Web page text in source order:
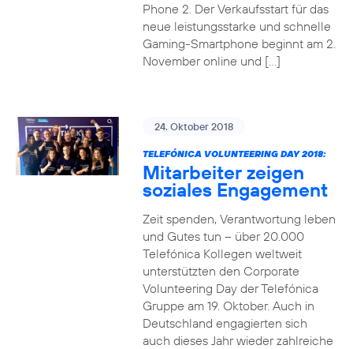
Phone 2. Der Verkaufsstart für das
neue leistungsstarke und schnelle
Gaming-Smartphone beginnt am 2.
November online und […]
24. Oktober 2018
TELEFÓNICA VOLUNTEERING DAY 2018:
Mitarbeiter zeigen
soziales Engagement
Zeit spenden, Verantwortung leben
und Gutes tun – über 20.000
Telefónica Kollegen weltweit
unterstützten den Corporate
Volunteering Day der Telefónica
Gruppe am 19. Oktober. Auch in
Deutschland engagierten sich
auch dieses Jahr wieder zahlreiche